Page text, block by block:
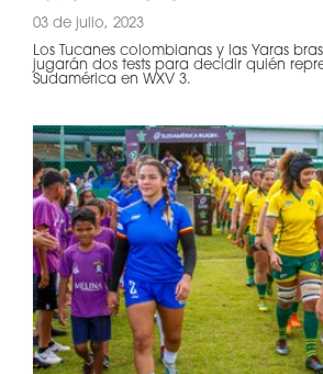
03 de julio, 2023
Los Tucanes colombianas y las Yaras
jugarán dos tests para decidir quién
Sudamérica en WXV 3.